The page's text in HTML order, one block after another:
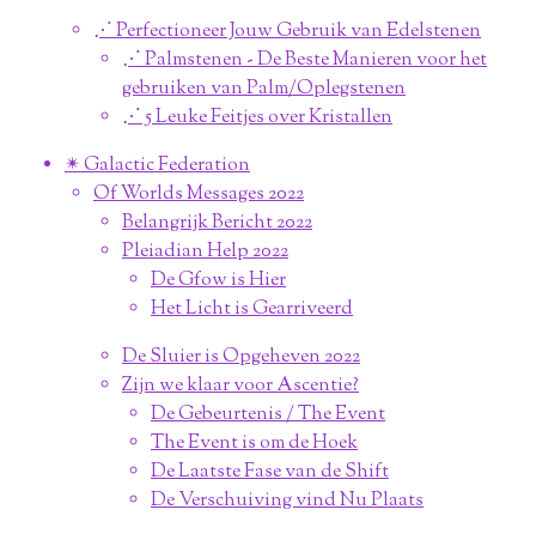
⋰ Perfectioneer Jouw Gebruik van Edelstenen
⋰ Palmstenen - De Beste Manieren voor het
gebruiken van Palm/Oplegstenen
⋰ 5 Leuke Feitjes over Kristallen
✴︎ Galactic Federation
Of Worlds Messages 2022
Belangrijk Bericht 2022
Pleiadian Help 2022
De Gfow is Hier
Het Licht is Gearriveerd
De Sluier is Opgeheven 2022
Zijn we klaar voor Ascentie?
De Gebeurtenis / The Event
The Event is om de Hoek
De Laatste Fase van de Shift
De Verschuiving vind Nu Plaats